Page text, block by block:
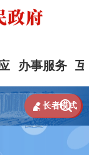
办事服务

 长者模式